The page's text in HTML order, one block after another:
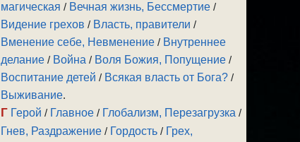
магическая / Вечная жизнь, Бессмертие /
Видение грехов / Власть, правители /
Вменение себе, Невменение / Внутреннее
делание / Война / Воля Божия, Попущение /
Воспитание детей / Всякая власть от Бога? /
Выживание.
Г Герой / Главное / Глобализм, Перезагрузка /
Гнев, Раздражение / Гордость / Грех,